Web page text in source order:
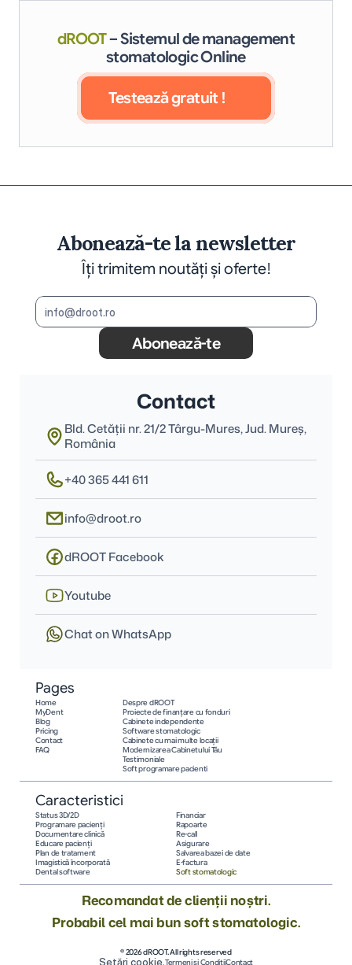
dROOT– Sistemul de management
stomatologic Online
Testează gratuit !
Abonează-te la newsletter
Îți trimitem noutăți și oferte!
Abonează-te
Contact
Bld. Cetății nr. 21/2 Târgu-Mures, Jud. Mureş,
România
+40 365 441 611
info@droot.ro
dROOT Facebook
Youtube
Chat on WhatsApp
Pages
Home
MyDent
Blog
Pricing
Contact
FAQ
Despre dROOT
Proiecte de finanțare cu fonduri
Cabinete independente
Software stomatologic
Cabinete cu mai multe locații
Modernizarea Cabinetului Tău
Testimoniale
Soft programare pacienti
Caracteristici
Status 3D/2D
Programare pacienţi
Documentare clinică
Educare pacienţi
Plan de tratament
Imagistică încorporată
Dental software
Financiar
Rapoarte
Re-call
Asigurare
Salvarea bazei de date
E-factura
Soft stomatologic
Recomandat de clienții noștri.
Probabil cel mai bun soft stomatologic.
© 2026 dROOT. All rights reserved
Setări cookie.Termeni și CondițiiContact